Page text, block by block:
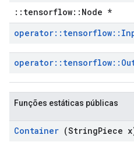
::tensorflow::Node *
operator:: tensorflow::
operator:: tensorflow::
Funções estáticas públicas
Container (StringPiece